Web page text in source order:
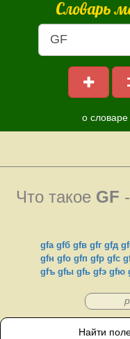
Словарь
о словаре
Что такое GF
gfа gfб gfв gfг gfд
gfн gfо gfп gfр gfс
gfъ gfы gfь gfэ gfю
Найти